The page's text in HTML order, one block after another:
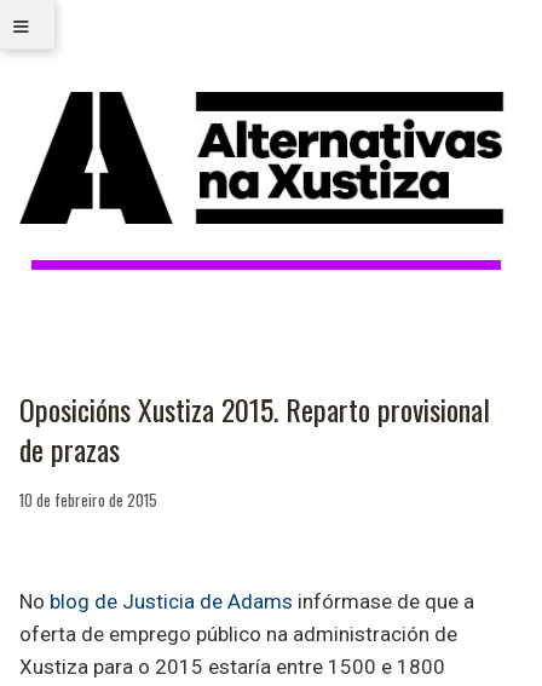
≡
Oposicións Xustiza 2015. Reparto provisional
de prazas
10 de febreiro de 2015
No blog de Justicia de Adams infórmase de que a
oferta de emprego público na administración de
Xustiza para o 2015 estaría entre 1500 e 1800